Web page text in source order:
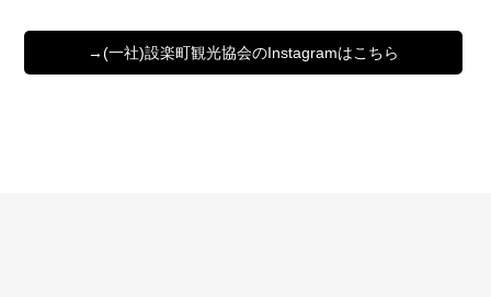
→(一社)設楽町観光協会のInstagramはこちら